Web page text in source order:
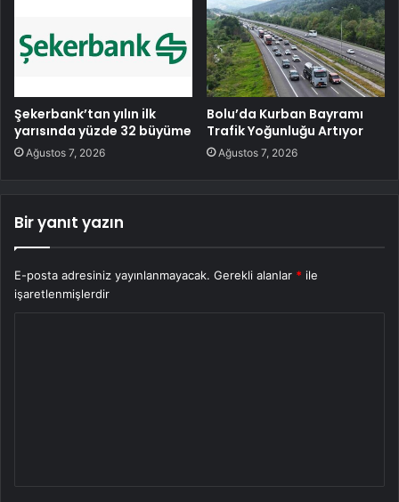
Şekerbank’tan yılın ilk
yarısında yüzde 32 büyüme
Ağustos 7, 2026
Bolu’da Kurban Bayramı
Trafik Yoğunluğu Artıyor
Ağustos 7, 2026
Bir yanıt yazın
E-posta adresiniz yayınlanmayacak. Gerekli alanlar * ile
işaretlenmişlerdir